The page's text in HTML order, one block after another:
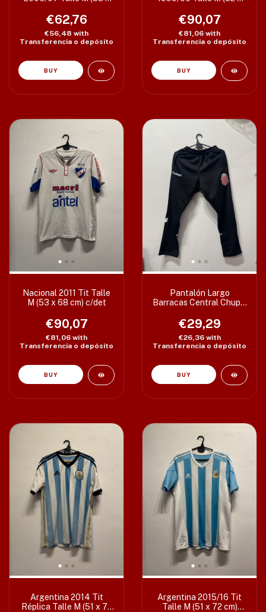
€62,76
€56,48 with
Transferencia o depósito
€90,07
€81,06 with
Transferencia o depósito
Nacional 2011 Tit Talle
M (53 x 68 cm) c/det
€90,07
€81,06 with
Transferencia o depósito
Pantalón Largo
Barracas Central Chupin
cm) Bolsillo c/cierre
€29,29
€26,36 with
Transferencia o depósito
Argentina 2014 Tit
Réplica Talle M (51 x 72
Argentina 2015/16 Tit
Talle M (51 x 72 cm)